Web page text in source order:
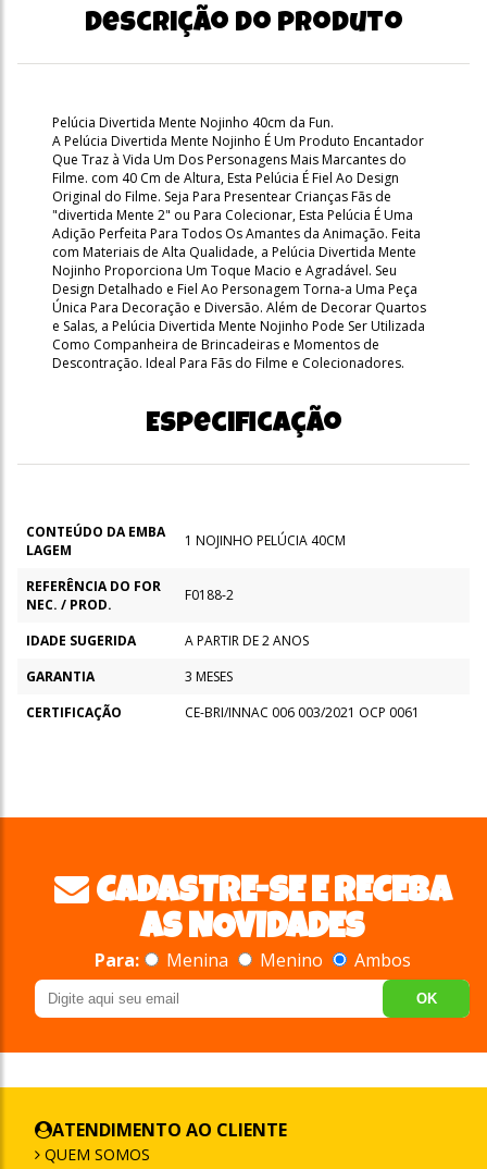
Descrição do produto
Pelúcia Divertida Mente Nojinho 40cm da Fun.
A Pelúcia Divertida Mente Nojinho É Um Produto Encantador
Que Traz à Vida Um Dos Personagens Mais Marcantes do
Filme. com 40 Cm de Altura, Esta Pelúcia É Fiel Ao Design
Original do Filme. Seja Para Presentear Crianças Fãs de
"divertida Mente 2" ou Para Colecionar, Esta Pelúcia É Uma
Adição Perfeita Para Todos Os Amantes da Animação. Feita
com Materiais de Alta Qualidade, a Pelúcia Divertida Mente
Nojinho Proporciona Um Toque Macio e Agradável. Seu
Design Detalhado e Fiel Ao Personagem Torna-a Uma Peça
Única Para Decoração e Diversão. Além de Decorar Quartos
e Salas, a Pelúcia Divertida Mente Nojinho Pode Ser Utilizada
Como Companheira de Brincadeiras e Momentos de
Descontração. Ideal Para Fãs do Filme e Colecionadores.
Especificação
CONTEÚDO DA EMBA
LAGEM
1 NOJINHO PELÚCIA 40CM
REFERÊNCIA DO FOR
NEC. / PROD.
F0188-2
IDADE SUGERIDA
A PARTIR DE 2 ANOS
GARANTIA
3 MESES
CERTIFICAÇÃO
CE-BRI/INNAC 006 003/2021 OCP 0061
CADASTRE-SE E RECEBA
AS NOVIDADES
Para: Menina Menino Ambos
OK
ATENDIMENTO AO CLIENTE
QUEM SOMOS